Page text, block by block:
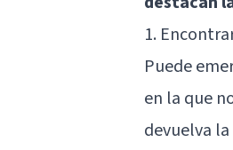
1.
Puede
en la que
devuelva